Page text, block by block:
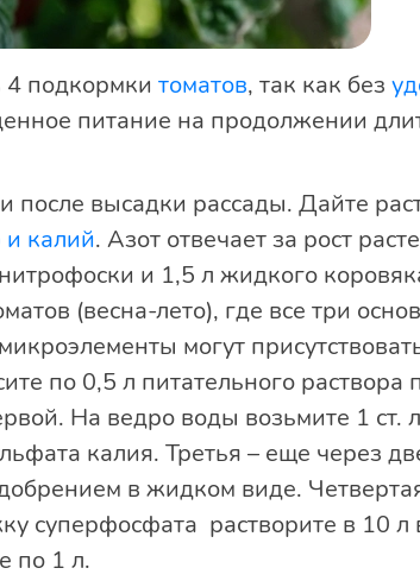
4 подкормки томатов, так как без
питание на продолжении
высадки рассады. Дайте
калий. Азот отвечает за рост
и 1,5 л жидкого
(весна-лето), где все три
могут
по 0,5 л питательного раствора
На ведро воды возьмите 1 ст.
калия. Третья – еще через
в жидком виде.
суперфосфата растворите в 10 л
по 1 л.